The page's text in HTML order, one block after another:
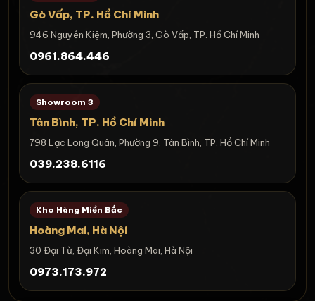
Gò Vấp, TP. Hồ Chí Minh
946 Nguyễn Kiệm, Phường 3, Gò Vấp, TP. Hồ Chí Minh
0961.864.446
Showroom 3
Tân Bình, TP. Hồ Chí Minh
798 Lạc Long Quân, Phường 9, Tân Bình, TP. Hồ Chí Minh
039.238.6116
Kho Hàng Miền Bắc
Hoàng Mai, Hà Nội
30 Đại Từ, Đại Kim, Hoàng Mai, Hà Nội
0973.173.972